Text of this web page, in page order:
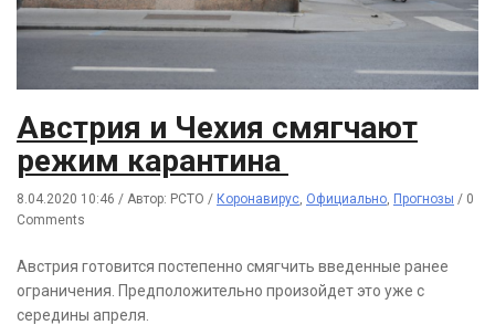
Австрия и Чехия смягчают
режим карантина
8.04.2020 10:46 / Автор: РСТО / Коронавирус, Официально, Прогнозы / 0
Comments
Австрия готовится постепенно смягчить введенные ранее
ограничения. Предположительно произойдет это уже с
середины апреля.